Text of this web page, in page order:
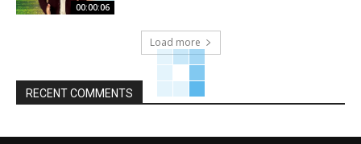
00:00:06
Load more
RECENT COMMENTS